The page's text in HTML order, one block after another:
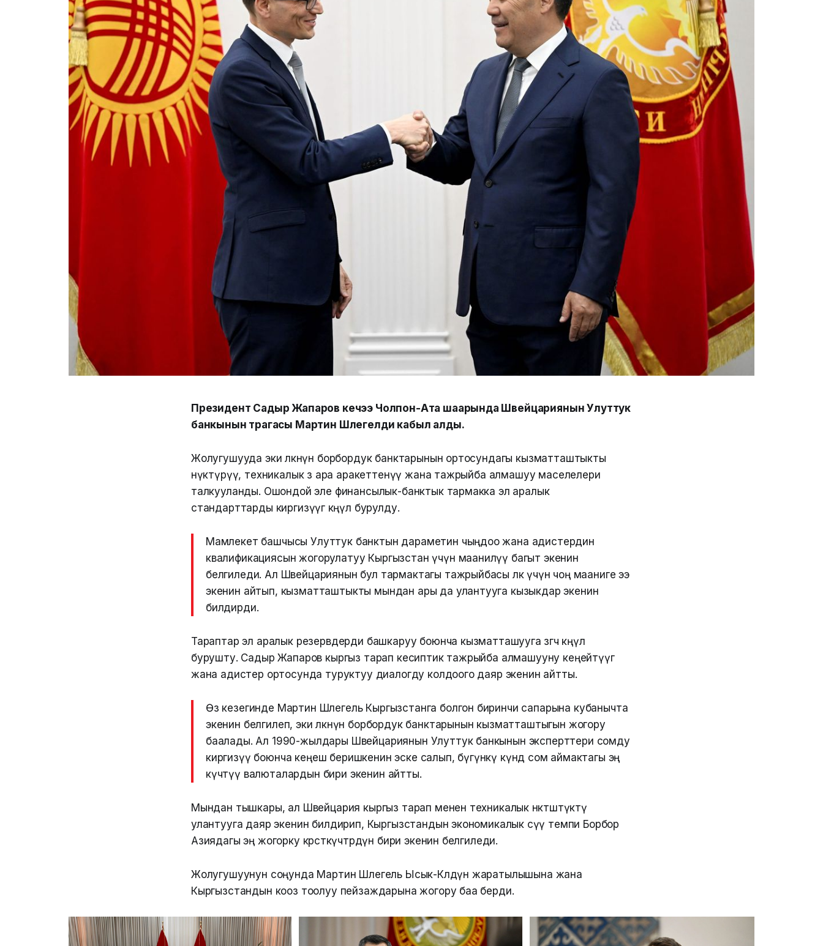
Президент Садыр Жапаров кечээ Чолпон-Ата шаарында Швейцариянын Улуттук
банкынын төрагасы Мартин Шлегелди кабыл алды.
Жолугушууда эки өлкөнүн борбордук банктарынын ортосундагы кызматташтыкты
өнүктүрүү, техникалык өз ара аракеттенүү жана тажрыйба алмашуу маселелери
талкууланды. Ошондой эле финансылык-банктык тармакка эл аралык
стандарттарды киргизүүгө көңүл бурулду.
Мамлекет башчысы Улуттук банктын дараметин чыңдоо жана адистердин
квалификациясын жогорулатуу Кыргызстан үчүн маанилүү багыт экенин
белгиледи. Ал Швейцариянын бул тармактагы тажрыйбасы өлкө үчүн чоң мааниге ээ
экенин айтып, кызматташтыкты мындан ары да улантууга кызыкдар экенин
билдирди.
Тараптар эл аралык резервдерди башкаруу боюнча кызматташууга өзгөчө көңүл
бурушту. Садыр Жапаров кыргыз тарап кесиптик тажрыйба алмашууну кеңейтүүгө
жана адистер ортосунда туруктуу диалогду колдоого даяр экенин айтты.
Өз кезегинде Мартин Шлегель Кыргызстанга болгон биринчи сапарына кубанычта
экенин белгилеп, эки өлкөнүн борбордук банктарынын кызматташтыгын жогору
баалады. Ал 1990-жылдары Швейцариянын Улуттук банкынын эксперттери сомду
киргизүү боюнча кеңеш беришкенин эске салып, бүгүнкү күндө сом аймактагы эң
күчтүү валюталардын бири экенин айтты.
Мындан тышкары, ал Швейцария кыргыз тарап менен техникалык өнөктөштүктү
улантууга даяр экенин билдирип, Кыргызстандын экономикалык өсүү темпи Борбор
Азиядагы эң жогорку көрсөткүчтөрдүн бири экенин белгиледи.
Жолугушуунун соңунда Мартин Шлегель Ысык-Көлдүн жаратылышына жана
Кыргызстандын кооз тоолуу пейзаждарына жогору баа берди.